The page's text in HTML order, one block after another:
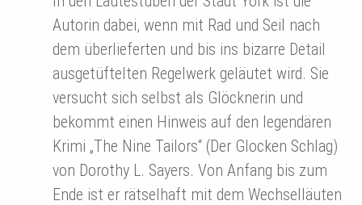
Autorin dabei, wenn mit Rad und Seil nach
dem überlieferten und bis ins bizarre Detail
ausgetüftelten Regelwerk geläutet wird. Sie
versucht sich selbst als Glöcknerin und
bekommt einen Hinweis auf den legendären
Krimi „The Nine Tailors“ (Der Glocken Schlag)
von Dorothy L. Sayers. Von Anfang bis zum
Ende ist er rätselhaft mit dem Wechselläuten